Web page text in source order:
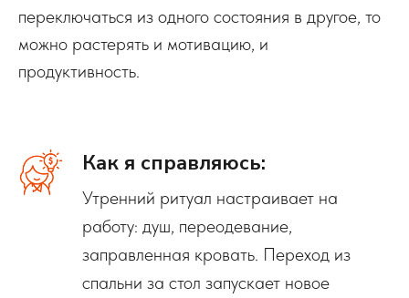
переключаться из одного состояния в другое, то
можно растерять и мотивацию, и
продуктивность.
Как я справляюсь:
Утренний ритуал настраивает на
работу: душ, переодевание,
заправленная кровать. Переход из
спальни за стол запускает новое